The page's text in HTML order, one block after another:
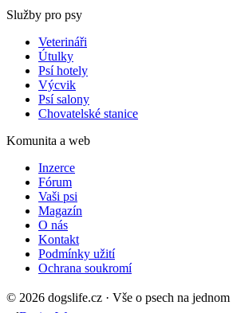
Služby pro psy
Veterináři
Útulky
Psí hotely
Výcvik
Psí salony
Chovatelské stanice
Komunita a web
Inzerce
Fórum
Vaši psi
Magazín
O nás
Kontakt
Podmínky užití
Ochrana soukromí
© 2026 dogslife.cz · Vše o psech na jednom